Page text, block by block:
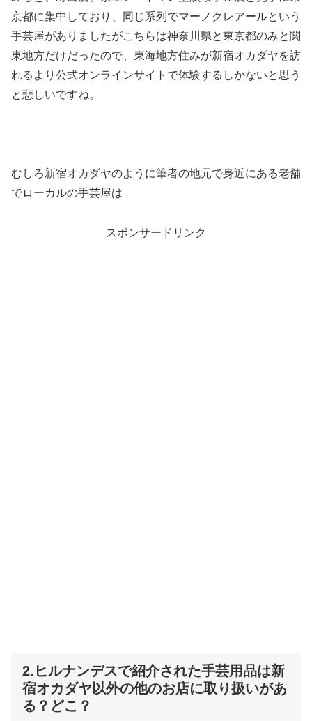
京都に集中しており、同じ系列でマーノクレアールという
手芸屋がありましたがこちらは神奈川県と東京都のみと関
東地方だけだったので、東海地方住みが新宿オカダヤを訪
れるより公式オンラインサイトで体験するしかないと思う
と悲しいですね。
むしろ新宿オカダヤのように筆者の地元で身近にある老舗
でローカルの手芸屋は
スポンサードリンク
2.ヒルナンデスで紹介された手芸用品は新
宿オカダヤ以外の他のお店に取り扱いがあ
る？どこ？